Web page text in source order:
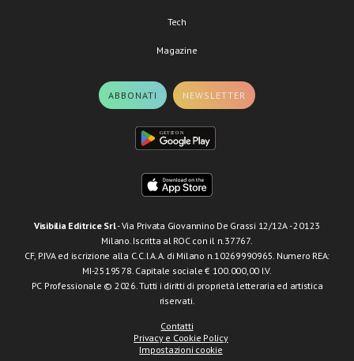
Tech
Magazine
ABBONATI NEWSLETTER
Visibilia Editrice Srl- Via Privata Giovannino De Grassi 12/12A - 20123
Milano. Iscritta al ROC con il n.37767.
CF, P.IVA ed iscrizione alla C.C.I.A.A. di Milano n.10269990965. Numero REA:
MI-2519578. Capitale sociale € 100.000,00 I.V.
PC Professionale © 2026. Tutti i diritti di proprietà letteraria ed artistica
riservati.
Contatti
Privacy e Cookie Policy
Impostazioni cookie